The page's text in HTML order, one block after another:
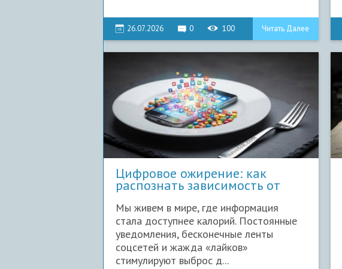
26.07.2026 0 100 Читать Далее
Цифровое ожирение: как
распознать зависимость от
данны
Мы живем в мире, где информация
стала доступнее калорий. Постоянные
уведомления, бесконечные ленты
соцсетей и жажда «лайков»
стимулируют выброс д...